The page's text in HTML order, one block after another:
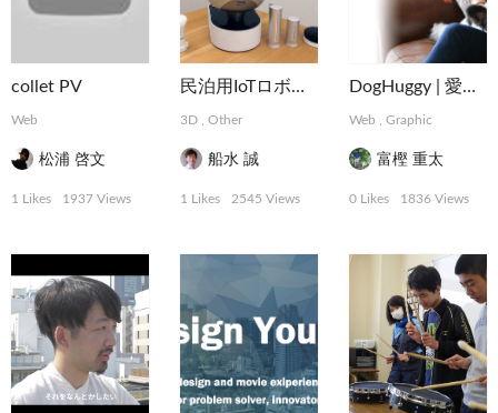
collet PV
Web
松浦 啓文
1 Likes 1937 Views
民泊用IoTロボット「PAKKUN」
3D ,Other
船水 誠
1 Likes 2545 Views
DogHuggy | 愛犬と寄り添う“家族”が見つかる
Web ,Graphic
富樫 重太
0 Likes 1836 Views